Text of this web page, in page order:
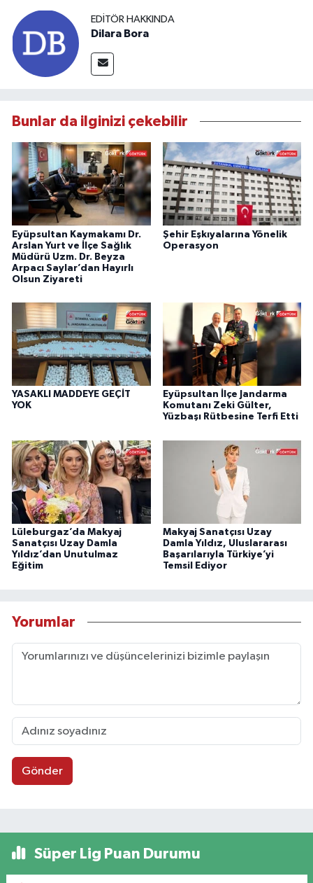
EDITÖR HAKKINDA
Dilara Bora
Bunlar da ilginizi çekebilir
Eyüpsultan Kaymakamı Dr.
Arslan Yurt ve İlçe Sağlık
Müdürü Uzm. Dr. Beyza
Arpacı Saylar’dan Hayırlı
Olsun Ziyareti
Şehir Eşkıyalarına Yönelik
Operasyon
YASAKLI MADDEYE GEÇİT
YOK
Eyüpsultan İlçe Jandarma
Komutanı Zeki Gülter,
Yüzbaşı Rütbesine Terfi Etti
Lüleburgaz’da Makyaj
Sanatçısı Uzay Damla
Yıldız’dan Unutulmaz
Eğitim
Makyaj Sanatçısı Uzay
Damla Yıldız, Uluslararası
Başarılarıyla Türkiye’yi
Temsil Ediyor
Yorumlar
Gönder
Süper Lig Puan Durumu